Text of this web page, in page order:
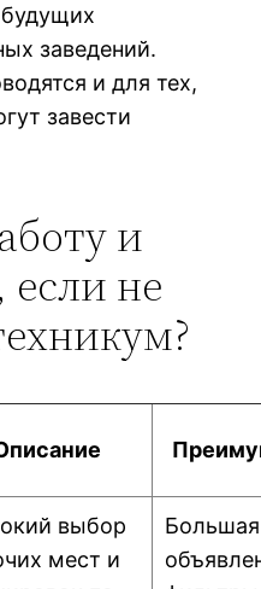
заведений.
и для тех,
завести
и
не
выбор
мест и